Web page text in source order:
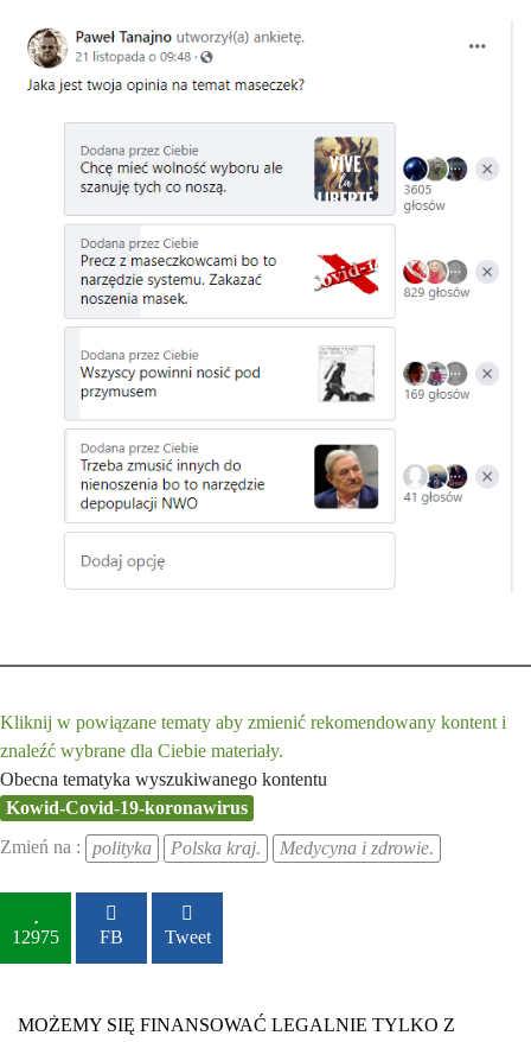
Kliknij w powiązane tematy aby zmienić rekomendowany kontent i
znaleźć wybrane dla Ciebie materiały.
Obecna tematyka wyszukiwanego kontentu
Kowid-Covid-19-koronawirus
Zmień na :
polityka Polska kraj. Medycyna i zdrowie.
12975 FB Tweet
MOŻEMY SIĘ FINANSOWAĆ LEGALNIE TYLKO Z